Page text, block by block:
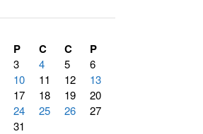
P C C P
3 4 5
6
10 11 12
13
17 18 19
20
24 25 26
27
31